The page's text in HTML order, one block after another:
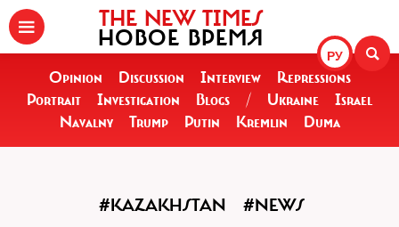
РУ
THE NEW TIMES
НОВОЕ ВРЕМЯ
Opinion Discussion Interview
Repressions
Portrait
Investigation Blogs / Ukraine
Israel
Navalny
Trump Putin Kremlin Duma
#KAZAKHSTAN #NEWS